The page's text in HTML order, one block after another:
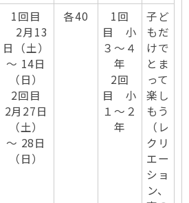
1回目
2月13
日（土）
～ 14日
（日）
2回目
2月27日
（土）
～ 28日
（日）
各40
1回
目 小
３～４
年
2回
目 小
１～２
年
子ど
もだ
けで
とま
って
楽し
もう
（レ
クリ
エー
ショ
ン、